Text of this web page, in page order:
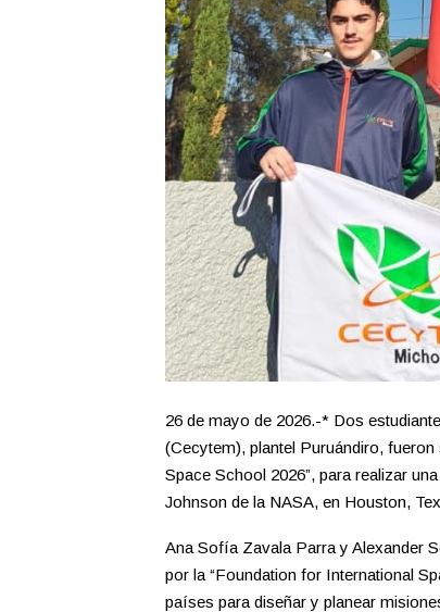
26 de mayo de 2026.-* Dos
(Cecytem), plantel Puruándiro,
Space School 2026”, para realizar
Johnson de la NASA, en Houston,
Ana Sofía Zavala Parra y Alexander
por la “Foundation for International
países para diseñar y planear